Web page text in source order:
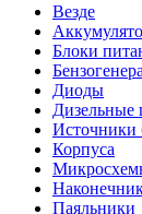
Везде
Блоки
Диоды
Дизельные
Источники
Корпуса
Паяльники